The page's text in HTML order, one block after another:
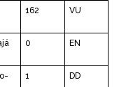
162 VU
0 EN
1 DD